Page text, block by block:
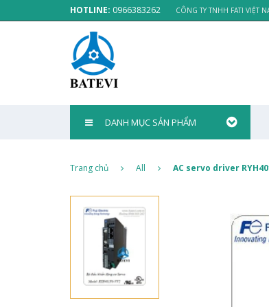
HOTLINE: 0966383262 CÔNG TY TNHH FATI VIỆT
DANH MỤC SẢN PHẨM
Trang chủ All AC servo driver